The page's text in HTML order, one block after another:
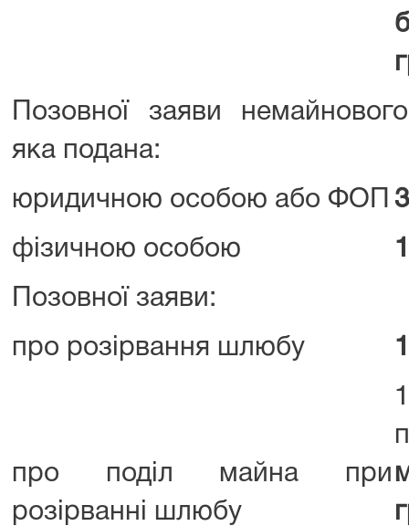
Позовної заяви
яка подана:
юридичною особою або ФОП
фізичною особою
Позовної заяви:
про розірвання шлюбу
про поділ майна при
розірванні шлюбу